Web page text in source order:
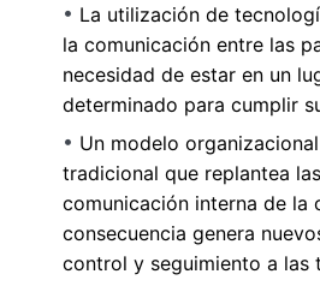
La utilización de
la comunicación entre las
necesidad de estar en un
determinado para cumplir
Un modelo
tradicional que replantea
comunicación interna de la
consecuencia genera
control y seguimiento a las